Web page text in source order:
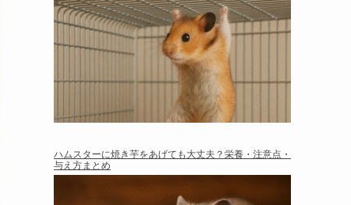
ハムスターに焼き芋をあげても大丈夫？栄養・注意点・
与え方まとめ